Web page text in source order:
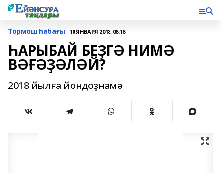
Тормош һабағы 10 ЯНВАРЯ 2018, 06:16
ҺАРЫБАЙ БЕҘГӘ НИМӘ
ВӘҒӘҘӘЛӘЙ?
2018 йылға йондоҙнамә